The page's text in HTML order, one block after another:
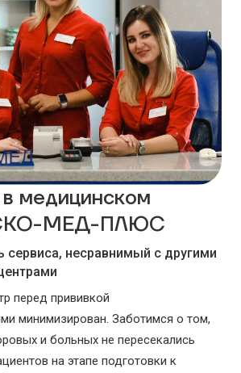
медицинском
МЕД-ПЛЮС
сервиса, несравнимый с другими
перед прививкой
минимизирован. Заботимся о том,
и больных не пересекались
на этапе подготовки к